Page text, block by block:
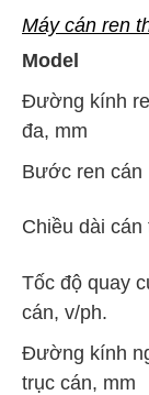
Máy cán ren
Model
Đường kính
đa, mm
Bước ren cán
Chiều dài cán
Tốc độ quay
cán, v/ph.
Đường kính
trục cán, mm